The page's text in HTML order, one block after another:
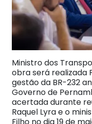
Ministro dos
obra será realizada
gestão da BR-232
Governo de
acertada durante
Raquel Lyra e o
Filho no dia 19 de